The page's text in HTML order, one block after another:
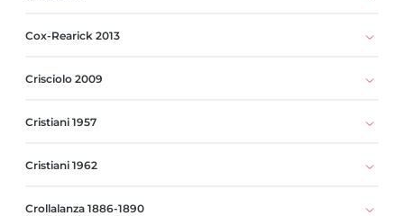
Cox-Rearick 2013
Crisciolo 2009
Cristiani 1957
Cristiani 1962
Crollalanza 1886-1890